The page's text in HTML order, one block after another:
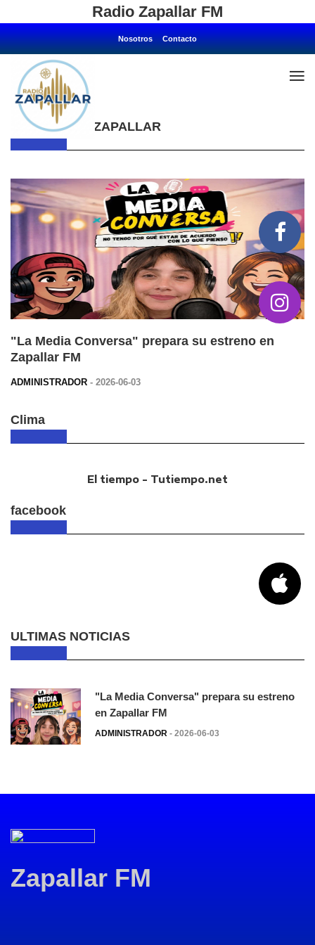
Radio Zapallar FM
Nosotros Contacto
Home Zapallar
CATEGORÍA: ZAPALLAR
"La Media Conversa" prepara su estreno en
Zapallar FM
ADMINISTRADOR - 2026-06-03
Clima
El tiempo - Tutiempo.net
facebook
ULTIMAS NOTICIAS
"La Media Conversa" prepara su estreno
en Zapallar FM
ADMINISTRADOR - 2026-06-03
Zapallar FM